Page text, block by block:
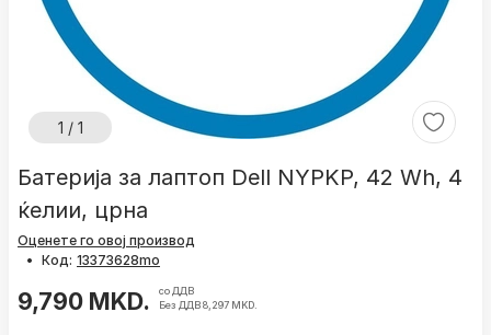
1 / 1
Батерија за лаптоп Dell NYPKP, 42 Wh, 4
ќелии, црна
Оценете го овој производ
• Код:
9,790 MKD.
со ДДВ
Без ДДВ 8,297 MKD.